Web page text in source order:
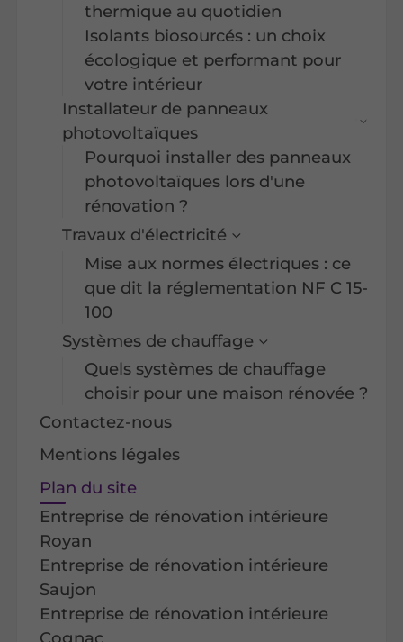
thermique au quotidien
Isolants biosourcés : un choix
écologique et performant pour
votre intérieur
Installateur de panneaux
photovoltaïques
Pourquoi installer des panneaux
photovoltaïques lors d'une
rénovation ?
Travaux d'électricité
Mise aux normes électriques : ce
que dit la réglementation NF C 15-
100
Systèmes de chauffage
Quels systèmes de chauffage
choisir pour une maison rénovée ?
Contactez-nous
Mentions légales
Plan du site
Entreprise de rénovation intérieure
Royan
Entreprise de rénovation intérieure
Saujon
Entreprise de rénovation intérieure
Cognac